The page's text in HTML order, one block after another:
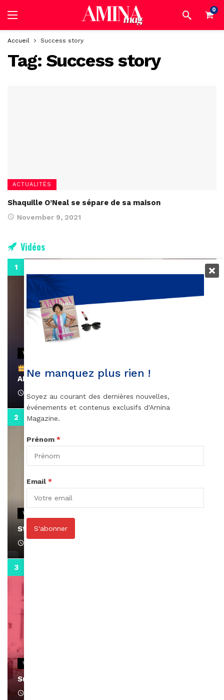
0
Accueil Success story
Tag: Success story
ACTUALITÉS
Shaquille O’Neal se sépare de sa maison
November 9, 2021
Vidéos
VIDEOS
Remerciements à Ayden pour son message sur
AMINA, le Magazine de la Femme
April 1, 2022
VIDEOS
Stacy passe un message
VIDEOS
Support Black Business Wee-kend
Ne manquez plus rien !
Soyez au courant des dernières nouvelles,
événements et contenus exclusifs d'Amina
Magazine.
Prénom *
Email *
S'abonner